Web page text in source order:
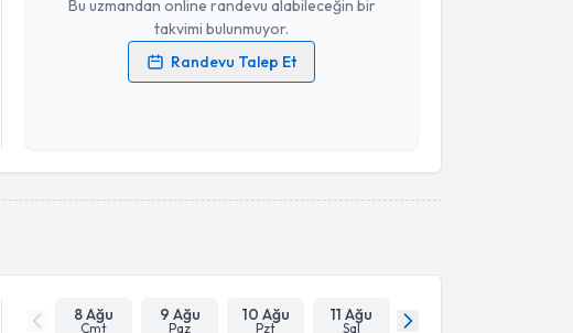
Bu uzmandan online randevu alabileceğin bir
takvimi bulunmuyor.
Randevu Talep Et
Kişisel verilerimin işlenmesine ilişkinAydınlatma Metni
Takvim Talebini Gönder
8 Ağu
Cmt
9 Ağu
Paz
10 Ağu
Pzt
11 Ağu
Sal